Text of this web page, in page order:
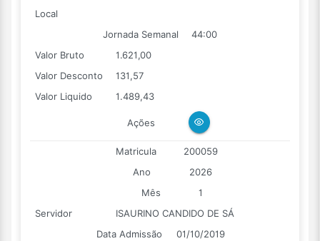
Local
Jornada Semanal
44:00
Valor Bruto
1.621,00
Valor Desconto
131,57
Valor Liquido
1.489,43
Ações
Matricula
200059
Ano
2026
Mês
1
Servidor
ISAURINO CANDIDO DE SÁ
Data Admissão
01/10/2019